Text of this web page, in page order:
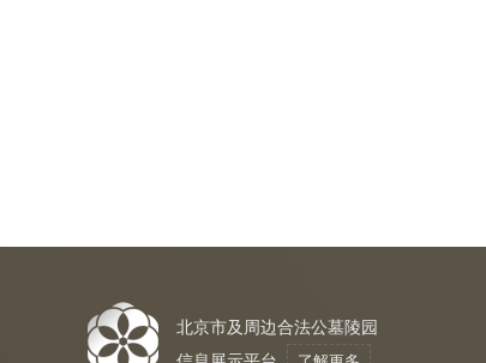
北京市及周边合法公墓陵园